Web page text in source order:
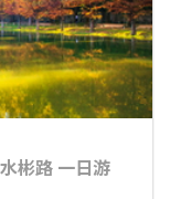
彬路 一日游